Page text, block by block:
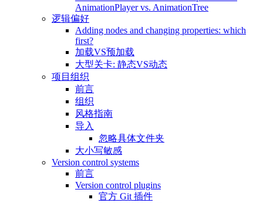
AnimationPlayer vs. AnimationTree
逻辑偏好
Adding nodes and changing properties: which
first?
加载VS预加载
大型关卡: 静态VS动态
项目组织
前言
组织
风格指南
导入
忽略具体文件夹
大小写敏感
Version control systems
前言
Version control plugins
官方 Git 插件